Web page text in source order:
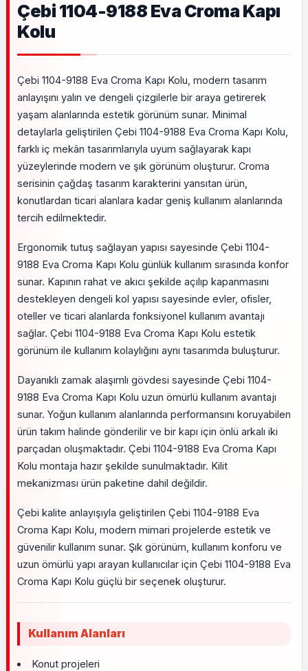
Çebi 1104-9188 Eva Croma Kapı
Kolu
Çebi 1104-9188 Eva Croma Kapı Kolu, modern tasarım
anlayışını yalın ve dengeli çizgilerle bir araya getirerek
yaşam alanlarında estetik görünüm sunar. Minimal
detaylarla geliştirilen Çebi 1104-9188 Eva Croma Kapı Kolu,
farklı iç mekân tasarımlarıyla uyum sağlayarak kapı
yüzeylerinde modern ve şık görünüm oluşturur. Croma
serisinin çağdaş tasarım karakterini yansıtan ürün,
konutlardan ticari alanlara kadar geniş kullanım alanlarında
tercih edilmektedir.
Ergonomik tutuş sağlayan yapısı sayesinde Çebi 1104-
9188 Eva Croma Kapı Kolu günlük kullanım sırasında konfor
sunar. Kapının rahat ve akıcı şekilde açılıp kapanmasını
destekleyen dengeli kol yapısı sayesinde evler, ofisler,
oteller ve ticari alanlarda fonksiyonel kullanım avantajı
sağlar. Çebi 1104-9188 Eva Croma Kapı Kolu estetik
görünüm ile kullanım kolaylığını aynı tasarımda buluşturur.
Dayanıklı zamak alaşımlı gövdesi sayesinde Çebi 1104-
9188 Eva Croma Kapı Kolu uzun ömürlü kullanım avantajı
sunar. Yoğun kullanım alanlarında performansını koruyabilen
ürün takım halinde gönderilir ve bir kapı için önlü arkalı iki
parçadan oluşmaktadır. Çebi 1104-9188 Eva Croma Kapı
Kolu montaja hazır şekilde sunulmaktadır. Kilit
mekanizması ürün paketine dahil değildir.
Çebi kalite anlayışıyla geliştirilen Çebi 1104-9188 Eva
Croma Kapı Kolu, modern mimari projelerde estetik ve
güvenilir kullanım sunar. Şık görünüm, kullanım konforu ve
uzun ömürlü yapı arayan kullanıcılar için Çebi 1104-9188 Eva
Croma Kapı Kolu güçlü bir seçenek oluşturur.
Kullanım Alanları
Konut projeleri